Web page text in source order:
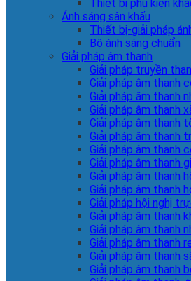
Thiết bị phụ kiện
Ánh sáng sân khấu
Thiết bị-giải pháp
Bộ ánh sáng chuẩn
Giải pháp âm thanh
Giải pháp truyền
Giải pháp âm thanh
Giải pháp âm thanh
Giải pháp âm thanh
Giải pháp âm thanh
Giải pháp âm thanh
Giải pháp âm thanh
Giải pháp âm thanh
Giải pháp âm thanh
Giải pháp âm thanh
Giải pháp hội nghị
Giải pháp âm thanh
Giải pháp âm thanh
Giải pháp âm thanh
Giải pháp âm thanh
Giải pháp âm thanh